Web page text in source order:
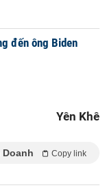
đến ông Biden
Yên Khê
Copy link